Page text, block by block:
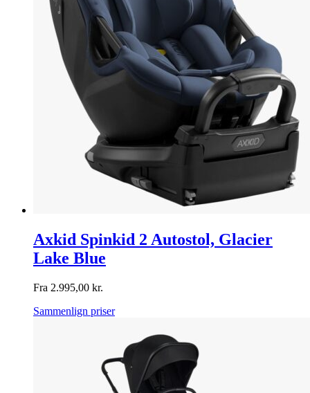
Axkid Spinkid 2 Autostol, Glacier
Lake Blue
Fra 2.995,00 kr.
Sammenlign priser